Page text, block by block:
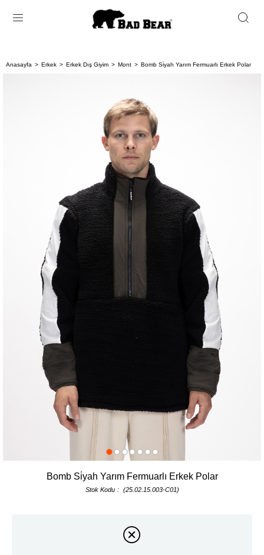
Anasayfa Erkek Erkek Dış Giyim Mont Bomb Si̇yah Yarım Fermuarlı Erkek Polar
Bomb Si̇yah Yarım Fermuarlı Erkek Polar
Stok Kodu (25.02.15.003-C01)